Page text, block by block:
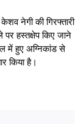
नेगी की गिरफ्तारी
हस्तक्षेप किए जाने
में हुए अग्निकांड से
किया है।